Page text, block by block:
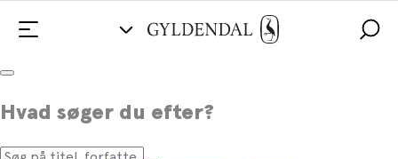
Hvad søger du efter?